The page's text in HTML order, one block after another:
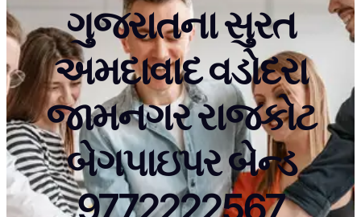
ગુજરાતના સુરત
અમદાવાદ વડોદરા
જામનગર રાજકોટ
બેગપાઇપર બેન્ડ